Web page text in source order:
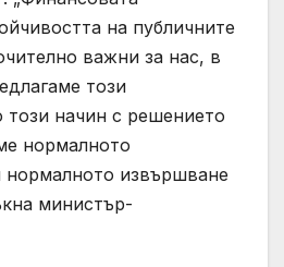
на публичните
важни за нас, в
този
този начин с решението
нормалното
извършване
министър-